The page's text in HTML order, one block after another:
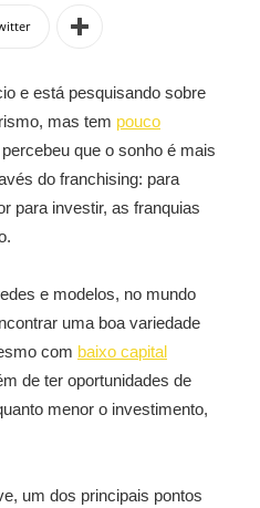
e está pesquisando sobre
mas tem pouco
que o sonho é mais
do franchising: para
para investir, as franquias
e modelos, no mundo
uma boa variedade
com baixo capital
de ter oportunidades de
menor o investimento,
um dos principais pontos